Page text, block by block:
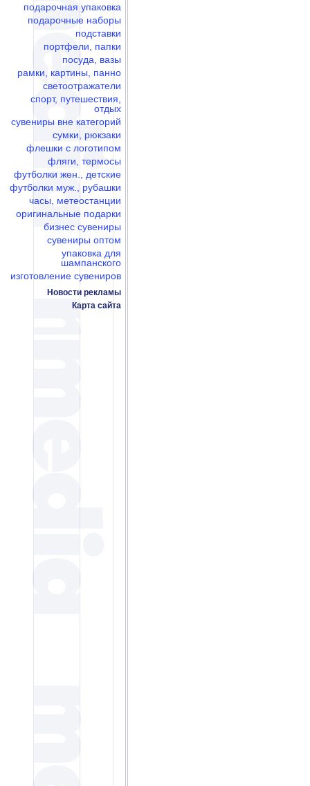
подарочная упаковка
подарочные наборы
подставки
портфели, папки
посуда, вазы
рамки, картины, панно
светоотражатели
спорт, путешествия,
отдых
сувениры вне категорий
сумки, рюкзаки
флешки c логотипом
фляги, термосы
футболки жен., детские
футболки муж., рубашки
часы, метеостанции
оригинальные подарки
бизнес сувениры
сувениры оптом
упаковка для
шампанского
изготовление сувениров
Новости рекламы
Карта сайта